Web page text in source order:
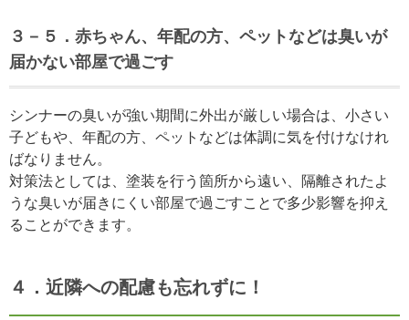
３ －５ ．赤ちゃん、年配の方、ペットなどは臭いが
届かない部屋で過ごす
シンナーの臭いが強い期間に外出が厳しい場合は、小さい
子どもや、年配の方、ペットなどは体調に気を付けなけれ
ばなりません。
対策法としては、塗装を行う箇所から遠い、隔離されたよ
うな臭いが届きにくい部屋で過ごすことで多少影響を抑え
ることができます。
４．近隣への配慮も忘れずに！